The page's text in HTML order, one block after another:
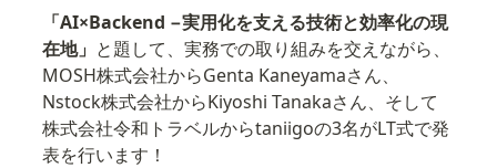
「AI×Backend −実用化を支える技術と効率化の現
在地」 と題して、実務での取り組みを交えながら、
MOSH株式会社からGenta Kaneyamaさん、
Nstock株式会社からKiyoshi Tanakaさん、そして
株式会社令和トラベルからtaniigoの3名がLT式で発
表を行います！